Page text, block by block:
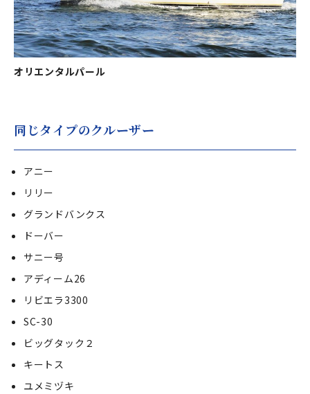
オリエンタルパール
同じタイプのクルーザー
アニー
リリー
グランドバンクス
ドーバー
サニー号
アディーム26
リビエラ3300
SC-30
ビッグタック２
キートス
ユメミヅキ